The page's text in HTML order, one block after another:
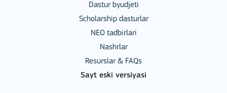
Dastur byudjeti
Scholarship dasturlar
NEO tadbirlari
Nashrlar
Resurslar & FAQs
Sayt eski versiyasi